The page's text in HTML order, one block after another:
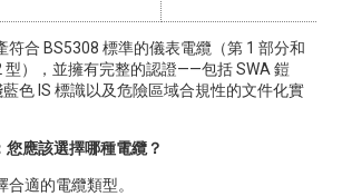
符合 BS5308 標準的儀表電纜（第 1 部分和
型），並擁有完整的認證——包括 SWA 鎧
色 IS 標識以及危險區域合規性的文件化實
您應該選擇哪種電纜？
適的電纜類型。